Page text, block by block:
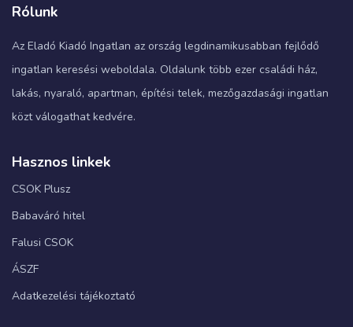
Rólunk
Az Eladó Kiadó Ingatlan az ország legdinamikusabban fejlődő
ingatlan keresési weboldala. Oldalunk több ezer családi ház,
lakás, nyaraló, apartman, építési telek, mezőgazdasági ingatlan
közt válogathat kedvére.
Hasznos linkek
CSOK Plusz
Babaváró hitel
Falusi CSOK
ÁSZF
Adatkezelési tájékoztató